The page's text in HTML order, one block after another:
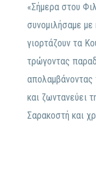
«Σήμερα στου
συνομιλήσαμε
γιορτάζουν τα
τρώγοντας
απολαμβάνοντας
και ζωντανεύει
Σαρακοστή και